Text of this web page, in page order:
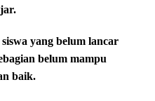
yang belum lancar
belum mampu
baik.